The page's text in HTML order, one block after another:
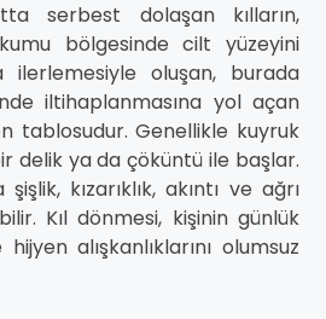
serbest dolaşan kılların,
bölgesinde cilt yüzeyini
ilerlemesiyle oluşan, burada
iltihaplanmasına yol açan
tablosudur. Genellikle kuyruk
delik ya da çöküntü ile başlar.
kızarıklık, akıntı ve ağrı
Kıl dönmesi, kişinin günlük
alışkanlıklarını olumsuz